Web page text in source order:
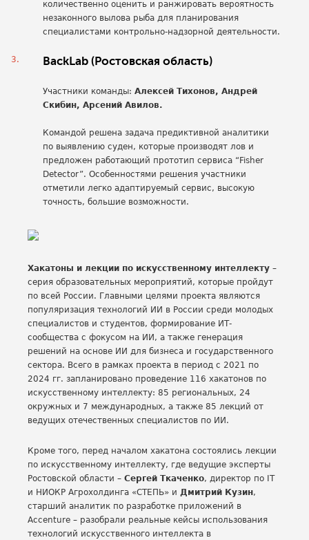
количественно оценить и ранжировать вероятность
незаконного вылова рыба для планирования
специалистами контрольно-надзорной деятельности.
BackLab (Ростовская область)
Участники команды: Алексей Тихонов, Андрей
Скибин, Арсений Авилов.
Командой решена задача предиктивной аналитики
по выявлению суден, которые производят лов и
предложен работающий прототип сервиса “Fisher
Detector”. Особенностями решения участники
отметили легко адаптируемый сервис, высокую
точность, большие возможности.
Хакатоны и лекции по искусственному интеллекту –
серия образовательных мероприятий, которые пройдут
по всей России. Главными целями проекта являются
популяризация технологий ИИ в России среди молодых
специалистов и студентов, формирование ИТ-
сообщества с фокусом на ИИ, а также генерация
решений на основе ИИ для бизнеса и государственного
сектора. Всего в рамках проекта в период с 2021 по
2024 гг. запланировано проведение 116 хакатонов по
искусственному интеллекту: 85 региональных, 24
окружных и 7 международных, а также 85 лекций от
ведущих отечественных специалистов по ИИ.
Кроме того, перед началом хакатона состоялись лекции
по искусственному интеллекту, где ведущие эксперты
Ростовской области – Сергей Ткаченко, директор по IT
и НИОКР Агрохолдинга «СТЕПЬ» и Дмитрий Кузин,
старший аналитик по разработке приложений в
Accenture – разобрали реальные кейсы использования
технологий искусственного интеллекта в